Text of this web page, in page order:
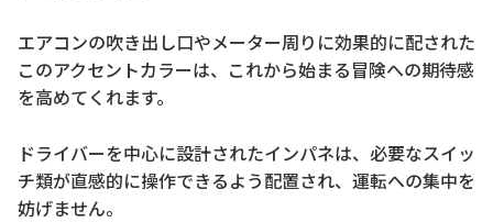
エアコンの吹き出し口やメーター周りに効果的に配された
このアクセントカラーは、これから始まる冒険への期待感
を高めてくれます。
ドライバーを中心に設計されたインパネは、必要なスイッ
チ類が直感的に操作できるよう配置され、運転への集中を
妨げません。